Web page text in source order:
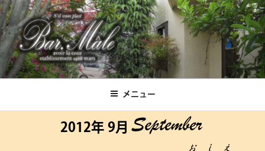
コ
ン
テ
ン
ツ
へBar.Male メニュー
2012年 9月